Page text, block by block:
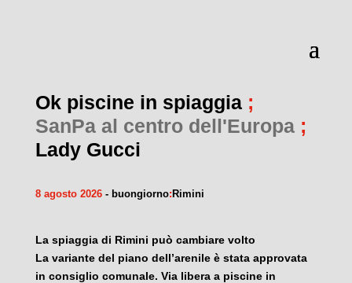
Ok piscine in spiaggia;
SanPa al centro dell'Europa;
Lady Gucci
8 agosto 2026- buongiorno: Rimini
La spiaggia di Rimini può cambiare volto
La variante del piano dell’arenile è stata approvata
in consiglio comunale. Via libera a piscine in